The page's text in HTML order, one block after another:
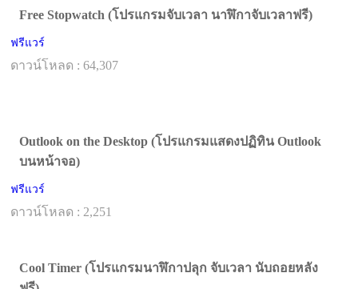
Free Stopwatch (โปรแกรมจับเวลา นาฬิกาจับเวลาฟรี)
ฟรีแวร์
ดาวน์โหลด : 64,307
Outlook on the Desktop (โปรแกรมแสดงปฏิทิน Outlook
บนหน้าจอ)
ฟรีแวร์
ดาวน์โหลด : 2,251
Cool Timer (โปรแกรมนาฬิกาปลุก จับเวลา นับถอยหลัง